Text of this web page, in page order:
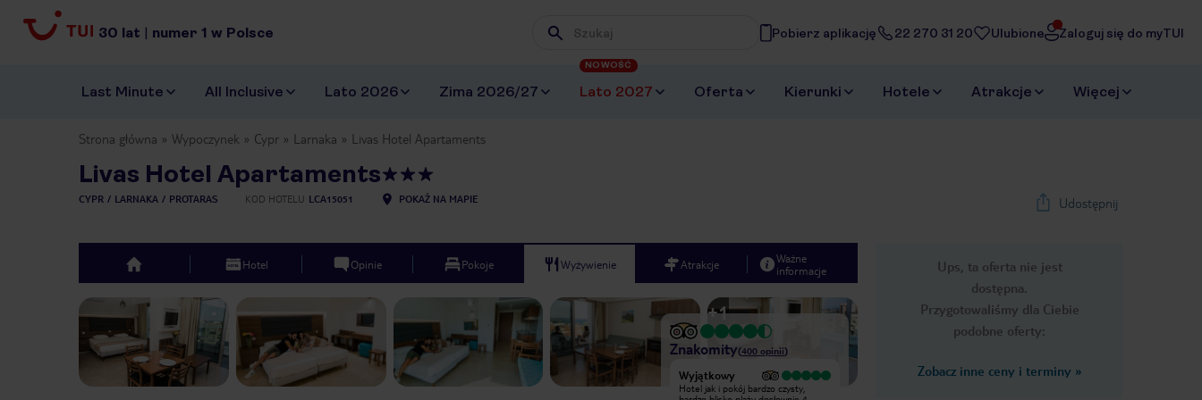
30 lat | numer 1 w Polsce Wpisz frazę, której szukasz
Pobierz aplikację 22 270 31 20 Ulubione Zaloguj się do myTUI
Last Minute All Inclusive Lato 2026 Zima 2026/27 Lato 2027
NOWOŚĆ
Oferta Kierunki Hotele Atrakcje Więcej
Strona główna Wypoczynek Cypr Larnaka Livas Hotel Apartaments
Livas Hotel Apartaments
CYPR LARNAKA PROTARAS KOD HOTELU LCA15051 POKAŻ NA MAPIE Udostępnij
Ups, ta oferta nie jest
dostępna.
Przygotowaliśmy dla Ciebie
podobne oferty:
Zobacz inne ceny i terminy »
top Hotel Opinie Pokoje Wyżywienie Atrakcje
Ważne
informacje
Previous slide Next slide
1/
+1
Znakomity(400 opinii)
Wyjątkowy
Super place, very polite crew, extra
Wyjątkowy
Hotel jak i pokój bardzo czysty,
Wyjątkowy